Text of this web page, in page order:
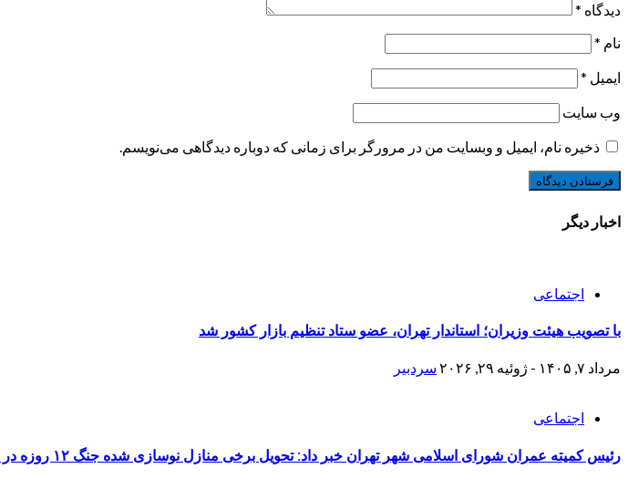
دیدگاه *
نام *
ایمیل *
وب‌ سایت
ذخیره نام، ایمیل و وبسایت من در مرورگر برای زمانی که دوباره دیدگاهی می‌نویسم.
اخبار دیگر
اجتماعی
با تصویب هیئت وزیران؛ استاندار تهران، عضو ستاد تنظیم بازار کشور شد
مرداد ۷, ۱۴۰۵ - ژوئیه ۲۹, ۲۰۲۶ سردبیر
اجتماعی
رئیس کمیته عمران شورای اسلامی شهر تهران خبر داد: تحویل برخی منازل نوسازی شده جنگ ۱۲ روزه در تهران تا پایان سال